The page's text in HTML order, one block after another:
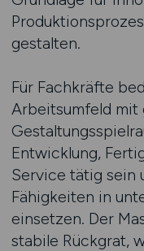
gestalten.
Für Fachkräfte
Arbeitsumfeld mit
Entwicklung,
Service tätig sein
Fähigkeiten in
einsetzen. Der
stabile Rückgrat,